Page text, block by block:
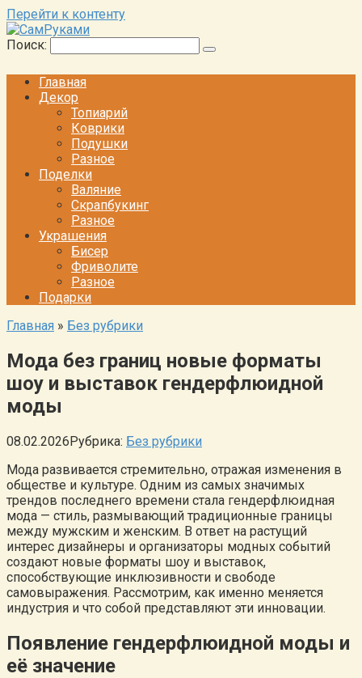
Перейти к контенту
Поиск:
Главная
Декор
Топиарий
Коврики
Подушки
Разное
Поделки
Валяние
Скрапбукинг
Разное
Украшения
Бисер
Фриволите
Разное
Подарки
Главная » Без рубрики
Мода без границ новые форматы
шоу и выставок гендерфлюидной
моды
08.02.2026Рубрика: Без рубрики
Мода развивается стремительно, отражая изменения в
обществе и культуре. Одним из самых значимых
трендов последнего времени стала гендерфлюидная
мода — стиль, размывающий традиционные границы
между мужским и женским. В ответ на растущий
интерес дизайнеры и организаторы модных событий
создают новые форматы шоу и выставок,
способствующие инклюзивности и свободе
самовыражения. Рассмотрим, как именно меняется
индустрия и что собой представляют эти инновации.
Появление гендерфлюидной моды и
её значение